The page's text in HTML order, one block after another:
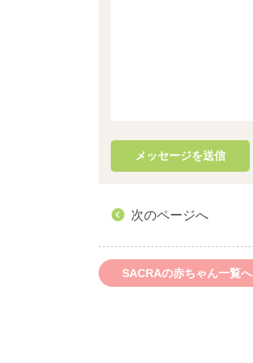
次のページへ
SACRAの赤ちゃん一覧へ